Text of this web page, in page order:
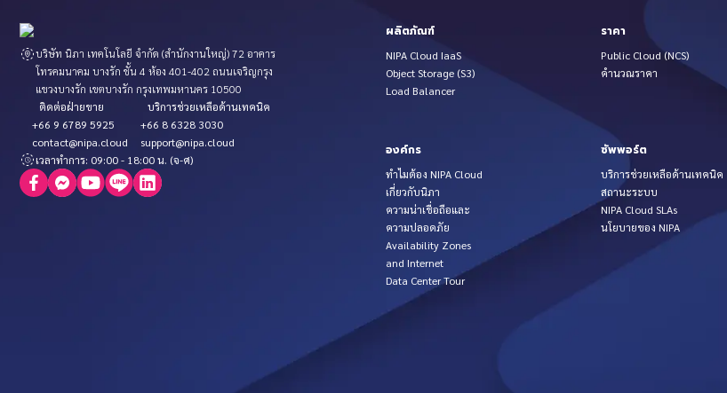
บริษัท นิภา เทคโนโลยี จำกัด (สำนักงานใหญ่) 72 อาคาร
โทรคมนาคม บางรัก ชั้น 4 ห้อง 401-402 ถนนเจริญกรุง
แขวงบางรัก เขตบางรัก กรุงเทพมหานคร 10500
ติดต่อฝ่ายขาย
+66 9 6789 5925
contact@nipa.cloud
บริการช่วยเหลือด้านเทคนิค
+66 8 6328 3030
support@nipa.cloud
เวลาทำการ: 09:00 - 18:00 น. (จ-ศ)
ผลิตภัณฑ์
NIPA Cloud IaaS
Object Storage (S3)
Load Balancer
ราคา
Public Cloud (NCS)
คำนวณราคา
องค์กร
ทำไมต้อง NIPA Cloud
เกี่ยวกับนิภา
ความน่าเชื่อถือและ
ความปลอดภัย
Availability Zones
and Internet
Data Center Tour
ซัพพอร์ต
บริการช่วยเหลือด้านเทคนิค
สถานะระบบ
NIPA Cloud SLAs
นโยบายของ NIPA